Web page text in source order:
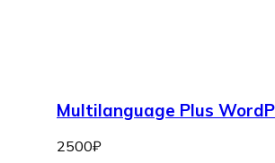
Multilanguage Plus
2500₽